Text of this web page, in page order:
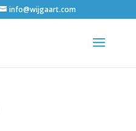
info@wijgaart.com